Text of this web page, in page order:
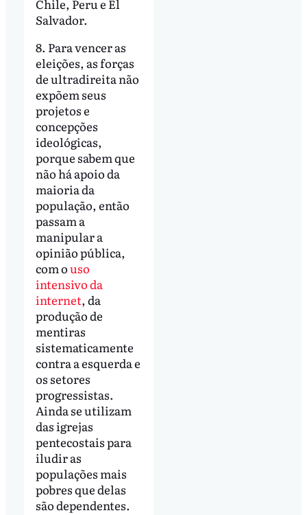
Chile, Peru e El
Salvador.
8. Para vencer as
eleições, as forças
de ultradireita não
expõem seus
projetos e
concepções
ideológicas,
porque sabem que
não há apoio da
maioria da
população, então
passam a
manipular a
opinião pública,
com ouso
intensivo da
internet, da
produção de
mentiras
sistematicamente
contra a esquerda e
os setores
progressistas.
Ainda se utilizam
das igrejas
pentecostais para
iludir as
populações mais
pobres que delas
são dependentes.